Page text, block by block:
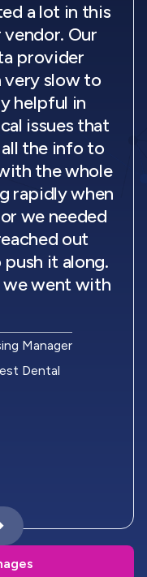
a lot in this
Our
provider
very slow to
helpful in
issues that
the info to
the whole
rapidly when
we needed
out
it along.
we went with
Manager
Dental